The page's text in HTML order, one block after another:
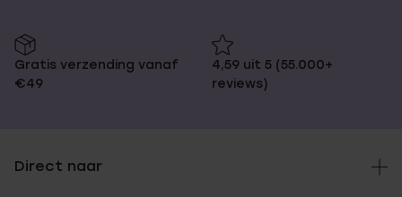
Gratis verzending vanaf
€49
4,59 uit 5 (55.000+
reviews)
Direct naar